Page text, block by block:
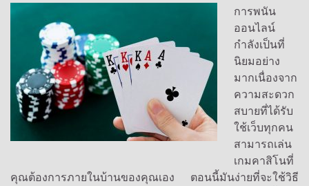
การพนัน
ออนไลน์
กำลังเป็นที่
นิยมอย่าง
มากเนื่องจาก
ความสะดวก
สบายที่ได้รับ
ใช้เว็บทุกคน
สามารถเล่น
เกมคาสิโนที่
คุณต้องการภายในบ้านของคุณเอง ตอนนี้มันง่ายที่จะใช้วิธี